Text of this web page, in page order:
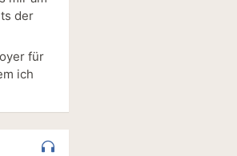
der
für
ich